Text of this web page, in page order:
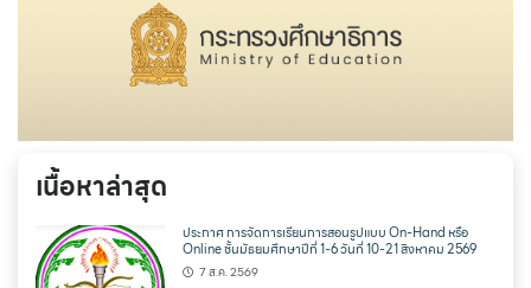
เนื้อหาล่าสุด
ประกาศ การจัดการเรียนการสอนรูปแบบ On-Hand หรือ
Online ชั้นมัธยมศึกษาปีที่ 1-6 วันที่ 10-21 สิงหาคม 2569
7 ส.ค. 2569